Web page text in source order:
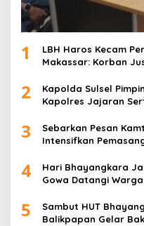
1
LBH Haros Kecam
Makassar: Korban
2
Kapolda Sulsel
Kapolres Jajaran
3
Sebarkan Pesan
Intensifkan
4
Hari Bhayangkara
Gowa Datangi
5
Sambut HUT
Balikpapan Gelar